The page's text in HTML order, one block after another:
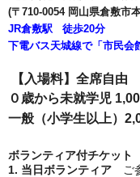
(〒710-0054 岡山県倉敷市
JR倉敷駅 徒歩20分
下電バス天城線で「市民会
【入場料】全席自由
０歳から未就学児
一般（小学生以上）
ボランティア付チケット
1. 当日ボランティア ご